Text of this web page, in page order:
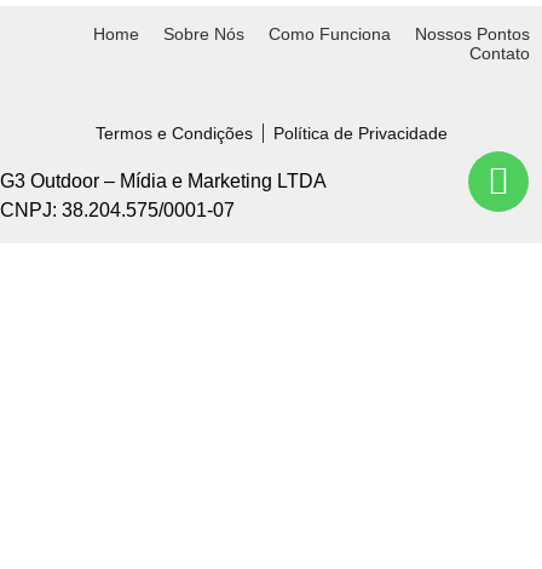
Termos e Condições Política de Privacidade
G3 Outdoor – Mídia e Marketing LTDA
CNPJ: 38.204.575/0001-07
Home Sobre Nós Como Funciona
Nossos Pontos
Contato